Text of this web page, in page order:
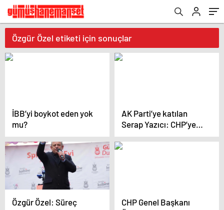
Özgür Özel etiketi için sonuçlar
İBB’yi boykot eden yok
mu?
AK Parti’ye katılan
Serap Yazıcı: CHP’ye
geçmemi Özgür Özel
teklif etti
Özgür Özel: Süreç
CHP Genel Başkanı